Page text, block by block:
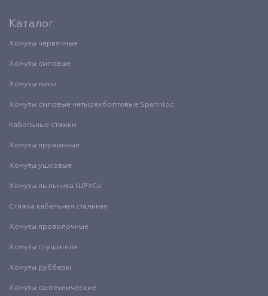
Каталог
Хомуты червячные
Хомуты силовые
Хомуты мини
Хомуты силовые четырехболтовые Spannloc
Кабельные стяжки
Хомуты пружинные
Хомуты ушковые
Хомуты пыльника ШРУСа
Стяжка кабельная стальная
Хомуты проволочные
Хомуты глушителя
Хомуты рубберы
Хомуты сантехнические